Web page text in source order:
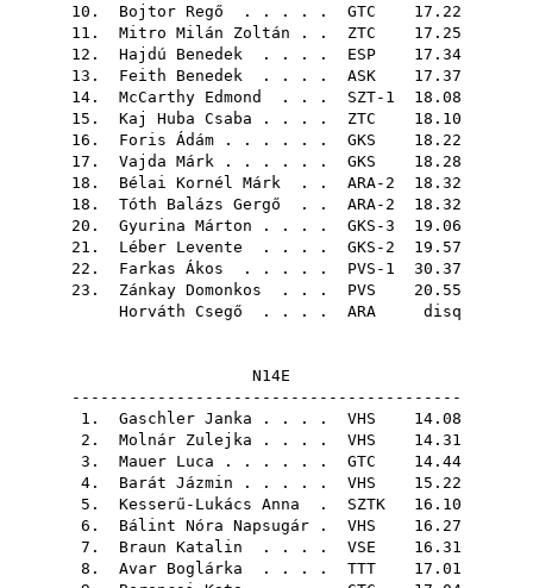
10. Bojtor Regő . . . . . GTC 17.22
11. Mitro Milán Zoltán . . ZTC 17.25
12. Hajdú Benedek . . . . ESP 17.34
13. Feith Benedek . . . . ASK 17.37
14. McCarthy Edmond
. . . SZT-1 18.08
15. Kaj Huba Csaba . . . . ZTC 18.10
16. Foris Ádám . . . . . . GKS 18.22
17. Vajda Márk . . . . . . GKS 18.28
18. Bélai Kornél Márk . . ARA-2 18.32
18. Tóth Balázs Gergő . . ARA-2 18.32
20. Gyurina Márton . . . . GKS-3 19.06
21. Léber Levente . . . . GKS-2 19.57
22. Farkas Ákos . . . . . PVS-1 30.37
23. Zánkay Domonkos . . . PVS 20.55
Horváth Csegő . . . . ARA disq
N14E
-----------------------------------------
1. Gaschler Janka . . . . VHS 14.08
2. Molnár Zulejka . . . . VHS 14.31
3. Mauer Luca . . . . . . GTC 14.44
4. Barát Jázmin . . . . . VHS 15.22
5. Kesserű-Lukács Anna . SZTK 16.10
6. Bálint Nóra Napsugár . VHS 16.27
7. Braun Katalin . . . . VSE 16.31
8. Avar Boglárka . . . . TTT 17.01